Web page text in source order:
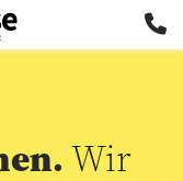
Wir